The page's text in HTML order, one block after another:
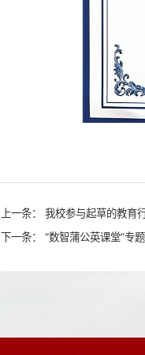
上一条：我校参与起草的教育
下一条：“数智蒲公英课堂”专